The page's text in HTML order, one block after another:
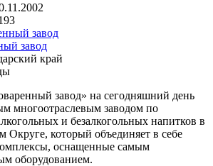
завод
край
завод» на сегодняшний день
многоотраслевым заводом по
и безалкогольных напитков в
который объединяет в себе
оснащенные самым
оборудованием.